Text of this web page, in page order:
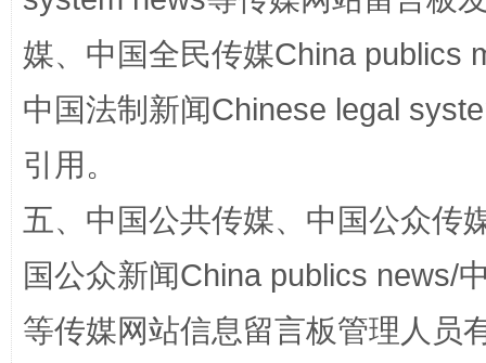
国家大学科技园优化重塑工作
媒、中国全民传媒China publics
中国法制新闻Chinese legal
引用。
五、中国公共传媒、中国公众传
国公众新闻China publics news/
等传媒网站信息留言板管理人员